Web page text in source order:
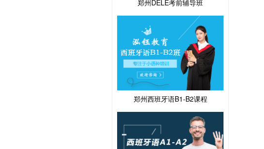
郑州DELE考前辅导班
郑州西班牙语B1-B2课程